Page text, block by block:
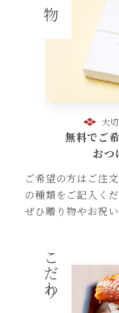
大
無料でご
おつ
ご希望の方はご注
の種類をご記入くだ
ぜひ贈り物やお祝
こだわり